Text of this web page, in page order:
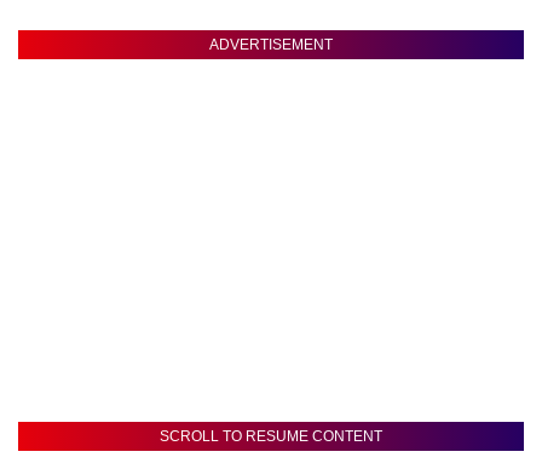
ADVERTISEMENT
SCROLL TO RESUME CONTENT